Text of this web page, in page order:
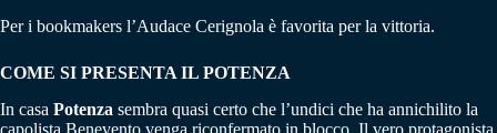
Per i bookmakers l’Audace Cerignola è favorita per la vittoria.
COME SI PRESENTA IL POTENZA
In casa Potenza sembra quasi certo che l’undici che ha annichilito la
capolista Benevento venga riconfermato in blocco. Il vero protagonista